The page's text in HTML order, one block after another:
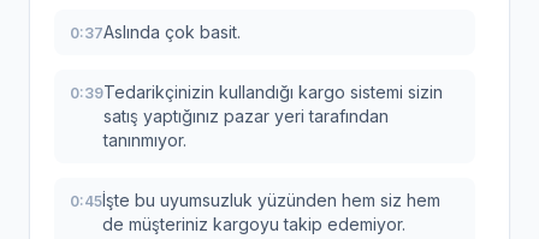
0:37Aslında çok basit.
0:39Tedarikçinizin kullandığı kargo sistemi sizin
satış yaptığınız pazar yeri tarafından
tanınmıyor.
0:45İşte bu uyumsuzluk yüzünden hem siz hem
de müşteriniz kargoyu takip edemiyor.